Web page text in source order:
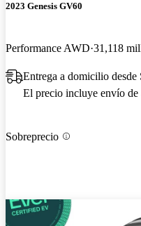
2023 Genesis GV60
Performance AWD 31,118
Entrega a domicilio desde
El precio incluye envío de
Sobreprecio